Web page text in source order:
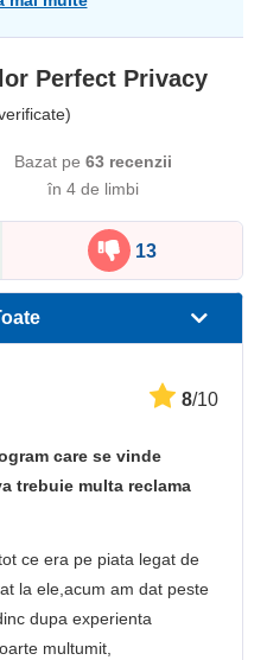
Perfect Privacy
Bazat pe 63 recenzii
în 4 de limbi​
13
clienți
8/10
care se vinde
trebuie multa reclama
ce era pe piata legat de
la ele,acum am dat peste
dupa experienta
multumit,